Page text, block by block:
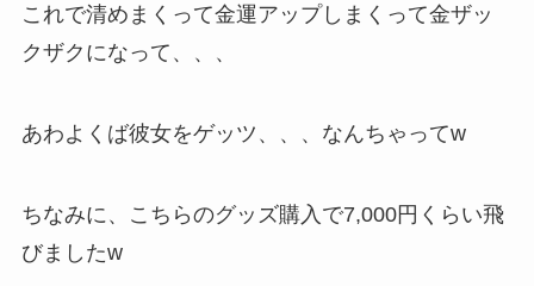
これで清めまくって金運アップしまくって金ザッ
クザクになって、、、
あわよくば彼女をゲッツ、、、なんちゃってw
ちなみに、こちらのグッズ購入で7,000円くらい飛
びましたw